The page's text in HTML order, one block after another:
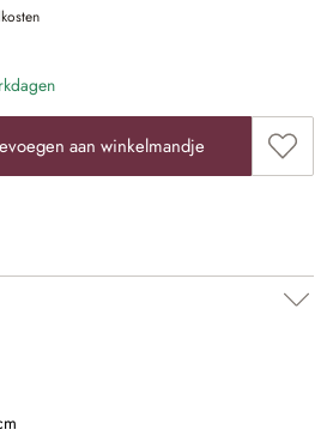
voer de gewenste waarde in of
aan winkelmandje